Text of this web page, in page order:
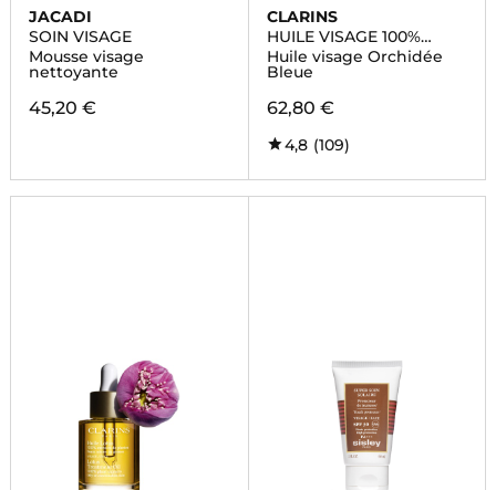
JACADI
SOIN VISAGE
Mousse visage
nettoyante
45,20 €
CLARINS
HUILE VISAGE 100%
EXTRAITS DE PLANTES
Huile visage Orchidée
Bleue
62,80 €
4,8 (109)